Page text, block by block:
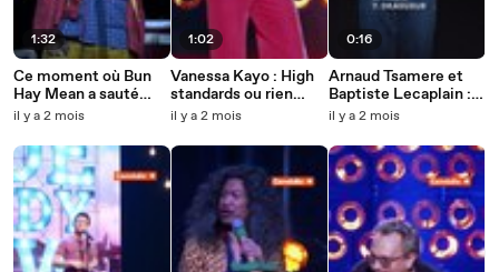
1:32
Ce moment où Bun
Hay Mean a sauté
dans le public
il y a 2 mois
1:02
Vanessa Kayo : High
standards ou rien
finalement.
il y a 2 mois
0:16
Arnaud Tsamere et
Baptiste Lecaplain :
Coeur sur nos
il y a 2 mois